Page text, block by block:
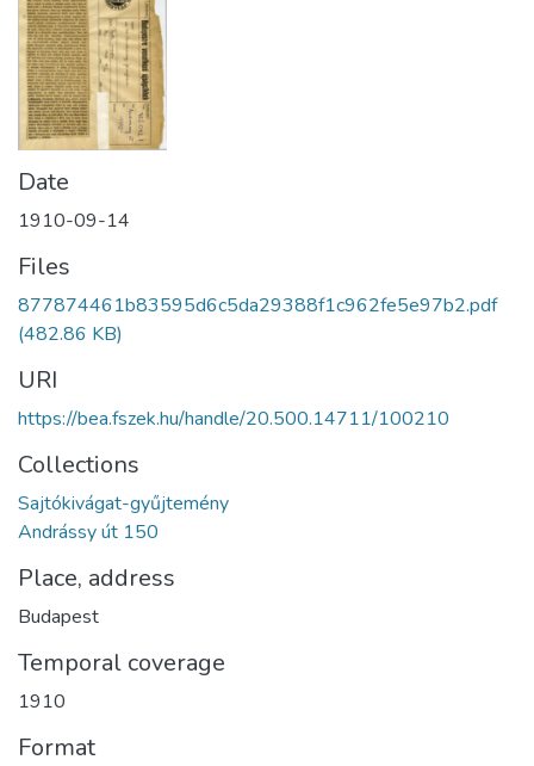
Date
1910-09-14
Files
877874461b83595d6c5da29388f1c962fe5e97b2.pdf
(482.86 KB)
URI
https://bea.fszek.hu/handle/20.500.14711/100210
Collections
Sajtókivágat-gyűjtemény
Andrássy út 150
Place, address
Budapest
Temporal coverage
1910
Format